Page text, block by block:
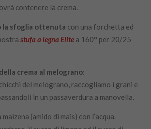
contenere la crema.
la sfoglia ottenuta con una forchetta ed
stufa a legna Elite a 160° per 20/25
crema al melograno:
del melograno, raccogliamo i grani e
in un passaverdura a manovella.
(amido di mais) con l’acqua.